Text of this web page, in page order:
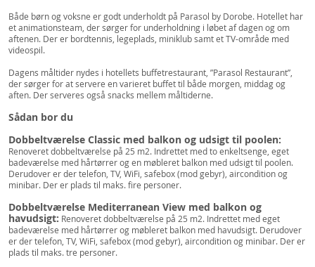
Både børn og voksne er godt underholdt på Parasol by Dorobe. Hotellet har
et animationsteam, der sørger for underholdning i løbet af dagen og om
aftenen. Der er bordtennis, legeplads, miniklub samt et TV-område med
videospil.
Dagens måltider nydes i hotellets buffetrestaurant, ”Parasol Restaurant”,
der sørger for at servere en varieret buffet til både morgen, middag og
aften. Der serveres også snacks mellem måltiderne.
Sådan bor du
Dobbeltværelse Classic med balkon og udsigt til poolen:
Renoveret dobbeltværelse på 25 m2. Indrettet med to enkeltsenge, eget
badeværelse med hårtørrer og en møbleret balkon med udsigt til poolen.
Derudover er der telefon, TV, WiFi, safebox (mod gebyr), aircondition og
minibar. Der er plads til maks. fire personer.
Dobbeltværelse Mediterranean View med balkon og
havudsigt: Renoveret dobbeltværelse på 25 m2. Indrettet med eget
badeværelse med hårtørrer og møbleret balkon med havudsigt. Derudover
er der telefon, TV, WiFi, safebox (mod gebyr), aircondition og minibar. Der er
plads til maks. tre personer.